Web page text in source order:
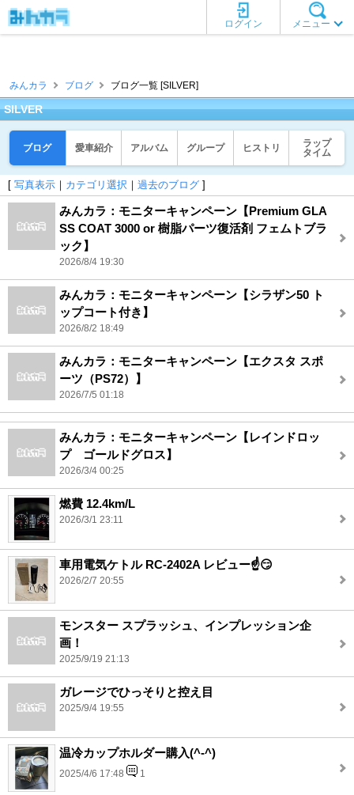
メニュー
ログイン
みんカラ ブログ ブログ一覧 [SILVER]
SILVER
ブログ 愛車紹介 アルバム グループ ヒストリ
ラップ
タイム
[ 写真表示 ｜ カテゴリ選択 ｜ 過去のブログ ]
みんカラ：モニターキャンペーン【Premium GLA
SS COAT 3000 or 樹脂パーツ復活剤 フェムトブラ
ック】
2026/8/4 19:30
みんカラ：モニターキャンペーン【シラザン50 ト
ップコート付き】
2026/8/2 18:49
みんカラ：モニターキャンペーン【エクスタ スポ
ーツ（PS72）】
2026/7/5 01:18
みんカラ：モニターキャンペーン【レインドロッ
プ ゴールドグロス】
2026/3/4 00:25
燃費 12.4km/L
2026/3/1 23:11
車用電気ケトル RC-2402A レビュー☝️😏
2026/2/7 20:55
モンスター スプラッシュ、インプレッション企
画！
2025/9/19 21:13
ガレージでひっそりと控え目
2025/9/4 19:55
温冷カップホルダー購入(^-^)
2025/4/6 17:48 1